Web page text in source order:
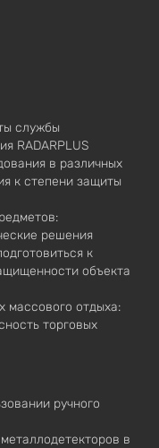
службы
RADARPLUS
в различных
к степени защиты
решения
к
объекта
массового отдыха:
торговых
ручного
в